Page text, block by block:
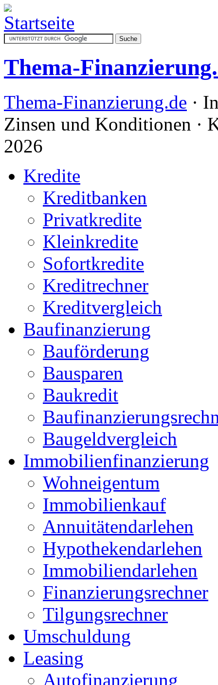
Thema-
Thema-Finanzierung.de ·
Zinsen und Konditionen ·
2026
Kredite
Kreditbanken
Privatkredite
Kleinkredite
Sofortkredite
Kreditrechner
Kreditvergleich
Baufinanzierung
Bauförderung
Bausparen
Baukredit
Baugeldvergleich
Immobilienfinanzierung
Wohneigentum
Immobilienkauf
Annuitätendarlehen
Hypothekendarlehen
Immobiliendarlehen
Finanzierungsrechner
Tilgungsrechner
Umschuldung
Leasing
Autofinanzierung